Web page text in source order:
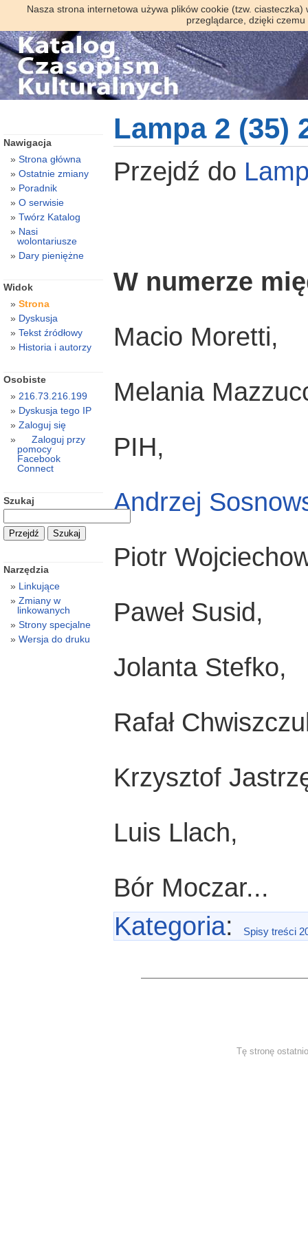
Nasza strona internetowa używa plików cookie (tzw.
przeglądarce, dzięki
Lampa 2 (35)
Przejdź do
W numerze
Macio Moretti,
Melania
PIH,
Andrzej
Piotr
Paweł Susid,
Jolanta Stefko,
Rafał
Krzysztof
Luis Llach,
Bór Moczar...
Kategoria: Spisy treści
Nawigacja
Strona główna
Ostatnie zmiany
Poradnik
O serwisie
Twórz Katalog
Nasi
wolontariusze
Dary pieniężne
Widok
Strona
Dyskusja
Tekst źródłowy
Historia i autorzy
Osobiste
216.73.216.199
Dyskusja tego IP
Zaloguj się
Zaloguj przy
pomocy
Facebook
Connect
Szukaj
Narzędzia
Linkujące
Zmiany w
linkowanych
Strony specjalne
Wersja do druku
Tę stronę